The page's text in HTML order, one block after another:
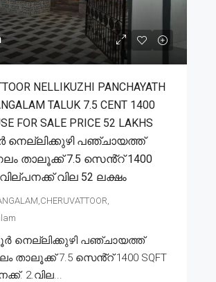
NELLIKUZHI PANCHAYATH
TALUK 7.5 CENT 1400
FOR SALE PRICE 52 LAKHS
നെല്ലിക്കുഴി പഞ്ചായത്ത്
താലൂക്ക് 7.5 സെൻ്റ് 1400
വില്പനക്ക് വില 52 ലക്ഷം
നെല്ലിക്കുഴി പഞ്ചായത്ത്
താലൂക്ക് 7.5 സെൻ്റ് 1400 SQFT
2.വില...